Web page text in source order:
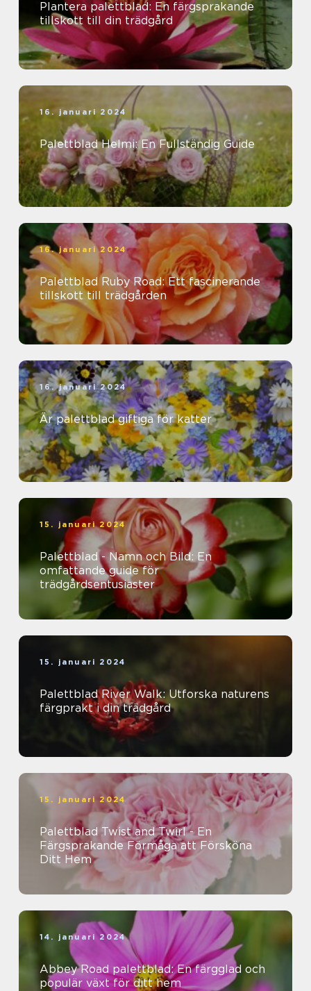
Plantera palettblad: En färgsprakande
tillskott till din trädgård
16. januari 2024
Palettblad Helmi: En Fullständig Guide
16. januari 2024
Palettblad Ruby Road: Ett fascinerande
tillskott till trädgården
16. januari 2024
Är palettblad giftiga för katter
15. januari 2024
Palettblad - Namn och Bild: En
omfattande guide för
trädgårdsentusiaster
15. januari 2024
Palettblad River Walk: Utforska naturens
färgprakt i din trädgård
15. januari 2024
Palettblad Twist and Twirl - En
Färgsprakande Förmåga att Försköna
Ditt Hem
14. januari 2024
Abbey Road palettblad: En färgglad och
populär växt för ditt hem